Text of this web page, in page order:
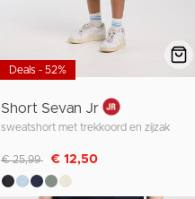
Deals - 52%
Short Sevan Jr
sweatshort met trekkoord en zijzak
Afgeprijsd van
€ 25,99 naar
€ 12,50